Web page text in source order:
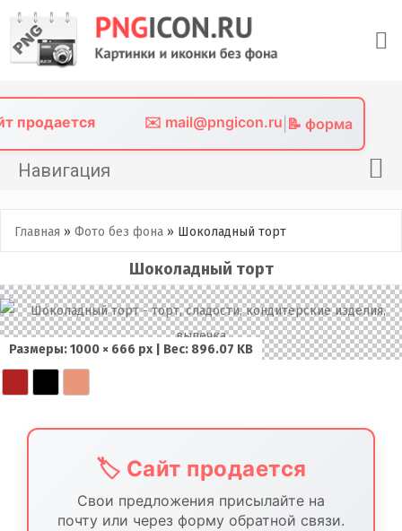
content
продается ✉️ mail@pngicon.ru 📝 форма
Навигация
Png иконки
Картинки без фона
Фото без фона
Контакты
Главная » Фото без фона » Шоколадный торт
Шоколадный торт
Размеры: 1000 × 666 px | Вес: 896.07 KB
🏷️ Сайт продается
Свои предложения присылайте на
почту или через форму обратной связи.